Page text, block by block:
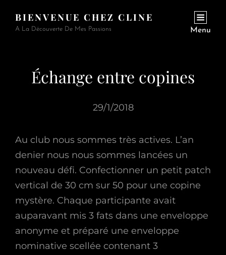
BIENVENUE CHEZ CLINE
A La Découverte De Mes Passions Menu
Échange entre copines
29/1/2018
Au club nous sommes très actives. L’an
denier nous nous sommes lancées un
nouveau défi. Confectionner un petit patch
vertical de 30 cm sur 50 pour une copine
mystère. Chaque participante avait
auparavant mis 3 fats dans une enveloppe
anonyme et préparé une enveloppe
nominative scellée contenant 3